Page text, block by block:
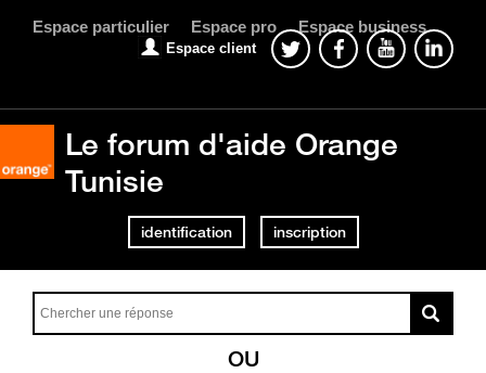
Espace particulier Espace pro Espace business
Espace client
Le forum d'aide Orange
Tunisie
identification inscription
OU